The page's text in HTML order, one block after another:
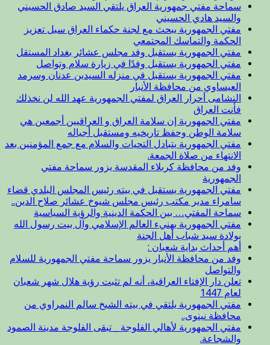
سماحة مفتي جمهورية العراق يلتقي السيد صادق الحسيني
والسيد هادي الحسيني
مفتي الجمهورية يبحث مع لجنة حكماء العراق سبل تعزيز
الحكمة والتماسك المجتمعي
مفتي الجمهورية يستقبل وفد مجلس عشائر بغداد المستقل
مفتي الجمهورية يستقبل وفدًا في زيارة سلام وتواصل
مفتي الجمهورية يستقبل في منزله السيدين عدنان وسرمد
العيساوي من محافظة الأنبار
النشامى أحرار العراق لمفتي الجمهورية عهد الله لن نخذلك
فأنت العراق
مفتي الجمهورية إن سلامة العراق و العراقيين أجمعين هي
سلامة الوطن وحفظ تاريخيه ومستقبل أجياله
مفتي الجمهورية يتبادل التحيات والسلام مع جمع المؤمنين بعد
الانتهاء من صلاة الجمعة.
وفد من محافظة كربلاء المقدسة يزور سماحة مفتي
الجمهورية
مفتي الجمهورية يستقبل في بيته رئيس المجلس البلدي قضاء
سامراء مدير مكتب رئيس مجلس شيوخ عشائر صلاح الدين..
سماحة المفتي… بين الحكمة الدينية والرؤية السياسية
مفتي الجمهورية يهنيء العالم الإسلامي وآل بيت رسول الله
بولادة سيد شباب أهل الجنة
أهم أحداث بداية شعبان :
وفد من محافظة الأنبار يزور سماحة مفتي الجمهورية للسلام
والتواصل
تعلن دار الإفتاء العراقية، أنه لم تثبت رؤية هلال شهر شعبان
لعام 1447
مفتي الجمهورية يلتقي في بيته الشيخ سالم النمراوي من
محافظة نينوى..
مفتي الجمهورية لأهالي الفلوجة _ تبقى الفلوجة مدينة الصمود
والشجاعة.